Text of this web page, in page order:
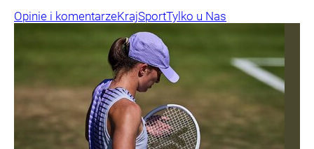
Opinie i komentarzeKrajSportTylko u Nas